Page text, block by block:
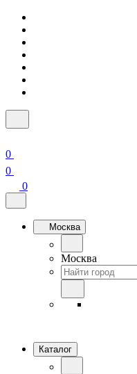
0
0
0
Москва
Москва
Каталог